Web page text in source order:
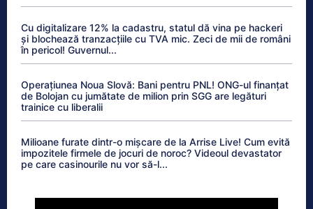
Cu digitalizare 12% la cadastru, statul dă vina pe hackeri
și blochează tranzacțiile cu TVA mic. Zeci de mii de români
în pericol! Guvernul...
Operațiunea Noua Slovă: Bani pentru PNL! ONG-ul finanțat
de Bolojan cu jumătate de milion prin SGG are legături
trainice cu liberalii
Milioane furate dintr-o mișcare de la Arrise Live! Cum evită
impozitele firmele de jocuri de noroc? Videoul devastator
pe care casinourile nu vor să-l...